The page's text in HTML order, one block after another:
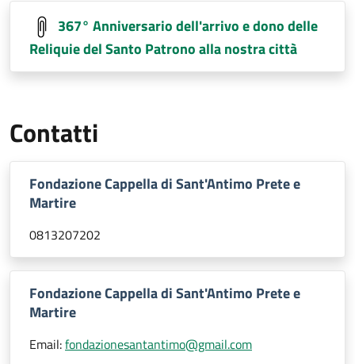
367° Anniversario dell'arrivo e dono delle
Reliquie del Santo Patrono alla nostra città
Contatti
Fondazione Cappella di Sant'Antimo Prete e
Martire
0813207202
Fondazione Cappella di Sant'Antimo Prete e
Martire
Email:fondazionesantantimo@gmail.com